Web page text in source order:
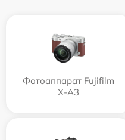
Фотоаппарат Fujifilm
X-A3